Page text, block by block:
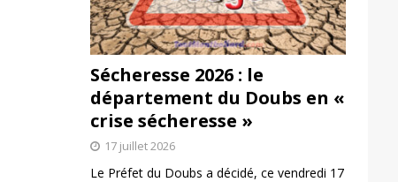
Sécheresse 2026 : le
département du Doubs en «
crise sécheresse »
17 juillet 2026
Le Préfet du Doubs a décidé, ce vendredi 17